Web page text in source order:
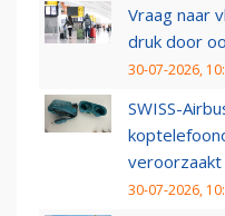
Vraag naar
druk door
30-07-2026,
SWISS-
veroorzaakt
30-07-2026,